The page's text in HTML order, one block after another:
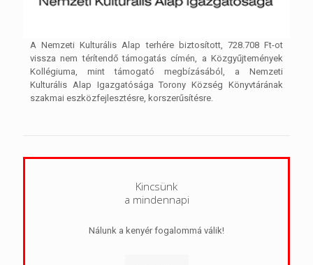
A Nemzeti Kulturális Alap terhére biztosított, 728.708 Ft-ot
vissza nem térítendő támogatás címén, a Közgyűjtemények
Kollégiuma, mint támogató megbízásából, a Nemzeti
Kulturális Alap Igazgatósága Torony Község Könyvtárának
szakmai eszközfejlesztésre, korszerűsítésre.
Kincsünk
a mindennapi
Nálunk a kenyér fogalommá válik!